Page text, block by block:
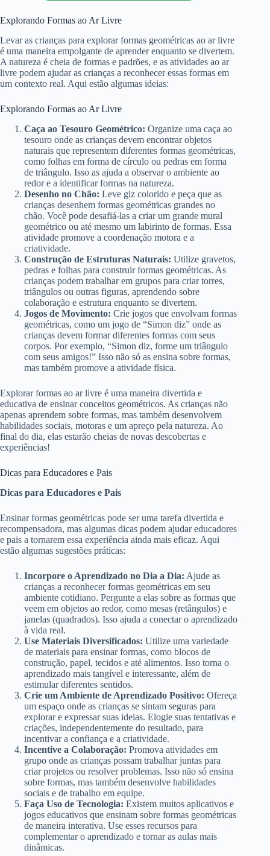
Explorando Formas ao Ar Livre
Levar as crianças para explorar formas geométricas ao ar livre
é uma maneira empolgante de aprender enquanto se divertem.
A natureza é cheia de formas e padrões, e as atividades ao ar
livre podem ajudar as crianças a reconhecer essas formas em
um contexto real. Aqui estão algumas ideias:
Explorando Formas ao Ar Livre
Caça ao Tesouro Geométrico: Organize uma caça ao
tesouro onde as crianças devem encontrar objetos
naturais que representem diferentes formas geométricas,
como folhas em forma de círculo ou pedras em forma
de triângulo. Isso as ajuda a observar o ambiente ao
redor e a identificar formas na natureza.
Desenho no Chão: Leve giz colorido e peça que as
crianças desenhem formas geométricas grandes no
chão. Você pode desafiá-las a criar um grande mural
geométrico ou até mesmo um labirinto de formas. Essa
atividade promove a coordenação motora e a
criatividade.
Construção de Estruturas Naturais: Utilize gravetos,
pedras e folhas para construir formas geométricas. As
crianças podem trabalhar em grupos para criar torres,
triângulos ou outras figuras, aprendendo sobre
colaboração e estrutura enquanto se divertem.
Jogos de Movimento: Crie jogos que envolvam formas
geométricas, como um jogo de “Simon diz” onde as
crianças devem formar diferentes formas com seus
corpos. Por exemplo, “Simon diz, forme um triângulo
com seus amigos!” Isso não só as ensina sobre formas,
mas também promove a atividade física.
Explorar formas ao ar livre é uma maneira divertida e
educativa de ensinar conceitos geométricos. As crianças não
apenas aprendem sobre formas, mas também desenvolvem
habilidades sociais, motoras e um apreço pela natureza. Ao
final do dia, elas estarão cheias de novas descobertas e
experiências!
Dicas para Educadores e Pais
Dicas para Educadores e Pais
Ensinar formas geométricas pode ser uma tarefa divertida e
recompensadora, mas algumas dicas podem ajudar educadores
e pais a tornarem essa experiência ainda mais eficaz. Aqui
estão algumas sugestões práticas:
Incorpore o Aprendizado no Dia a Dia: Ajude as
crianças a reconhecer formas geométricas em seu
ambiente cotidiano. Pergunte a elas sobre as formas que
veem em objetos ao redor, como mesas (retângulos) e
janelas (quadrados). Isso ajuda a conectar o aprendizado
à vida real.
Use Materiais Diversificados: Utilize uma variedade
de materiais para ensinar formas, como blocos de
construção, papel, tecidos e até alimentos. Isso torna o
aprendizado mais tangível e interessante, além de
estimular diferentes sentidos.
Crie um Ambiente de Aprendizado Positivo: Ofereça
um espaço onde as crianças se sintam seguras para
explorar e expressar suas ideias. Elogie suas tentativas e
criações, independentemente do resultado, para
incentivar a confiança e a criatividade.
Incentive a Colaboração: Promova atividades em
grupo onde as crianças possam trabalhar juntas para
criar projetos ou resolver problemas. Isso não só ensina
sobre formas, mas também desenvolve habilidades
sociais e de trabalho em equipe.
Faça Uso de Tecnologia: Existem muitos aplicativos e
jogos educativos que ensinam sobre formas geométricas
de maneira interativa. Use esses recursos para
complementar o aprendizado e tornar as aulas mais
dinâmicas.